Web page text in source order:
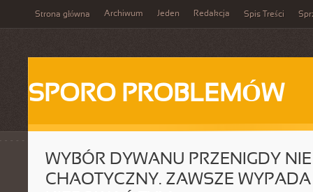
Strona główna Archiwum Jeden Redakcja Spis Treści
SPORO PROBLEMÓW
WYBÓR DYWANU PRZENIGDY
CHAOTYCZNY. ZAWSZE